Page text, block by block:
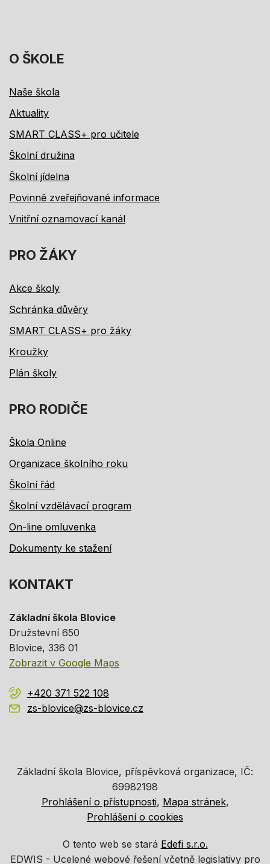
O ŠKOLE
Naše škola
Aktuality
SMART CLASS+ pro učitele
Školní družina
Školní jídelna
Povinně zveřejňované informace
Vnitřní oznamovací kanál
PRO ŽÁKY
Akce školy
Schránka důvěry
SMART CLASS+ pro žáky
Kroužky
Plán školy
PRO RODIČE
Škola Online
Organizace školního roku
Školní řád
Školní vzdělávací program
On-line omluvenka
Dokumenty ke stažení
KONTAKT
Základní škola Blovice
Družstevní 650
Blovice, 336 01
Zobrazit v Google Maps
+420 371 522 108
zs-blovice@zs-blovice.cz
Základní škola Blovice, příspěvková organizace, IČ:
69982198
Prohlášení o přístupnosti Mapa stránek
Prohlášení o cookies
O tento web se stará Edefi s.r.o.
EDWIS - Ucelené webové řešení včetně legislativy pro